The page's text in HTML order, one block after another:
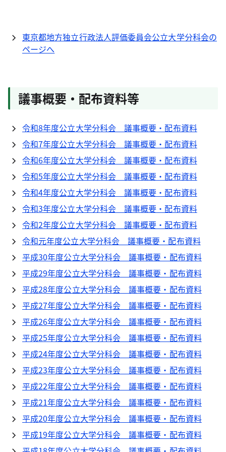
東京都地方独立行政法人評価委員会公立大学分科会の
ページへ
議事概要・配布資料等
令和8年度公立大学分科会 議事概要・配布資料
令和7年度公立大学分科会 議事概要・配布資料
令和6年度公立大学分科会 議事概要・配布資料
令和5年度公立大学分科会 議事概要・配布資料
令和4年度公立大学分科会 議事概要・配布資料
令和3年度公立大学分科会 議事概要・配布資料
令和2年度公立大学分科会 議事概要・配布資料
令和元年度公立大学分科会 議事概要・配布資料
平成30年度公立大学分科会 議事概要・配布資料
平成29年度公立大学分科会 議事概要・配布資料
平成28年度公立大学分科会 議事概要・配布資料
平成27年度公立大学分科会 議事概要・配布資料
平成26年度公立大学分科会 議事概要・配布資料
平成25年度公立大学分科会 議事概要・配布資料
平成24年度公立大学分科会 議事概要・配布資料
平成23年度公立大学分科会 議事概要・配布資料
平成22年度公立大学分科会 議事概要・配布資料
平成21年度公立大学分科会 議事概要・配布資料
平成20年度公立大学分科会 議事概要・配布資料
平成19年度公立大学分科会 議事概要・配布資料